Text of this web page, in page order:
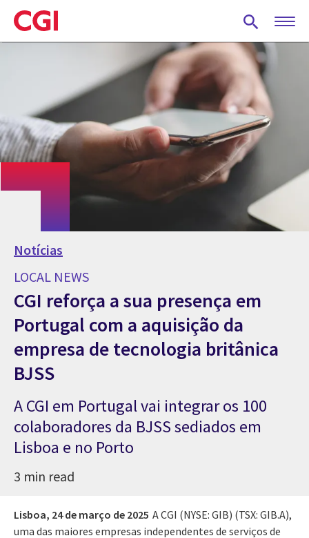
Skip
to
main
Notícias
LOCAL NEWS
CGI reforça a sua presença em
Portugal com a aquisição da
empresa de tecnologia britânica
BJSS
A CGI em Portugal vai integrar os 100
colaboradores da BJSS sediados em
Lisboa e no Porto
3 min read
Lisboa, 24 de março de 2025 A CGI (NYSE: GIB) (TSX: GIB.A),
uma das maiores empresas independentes de serviços de